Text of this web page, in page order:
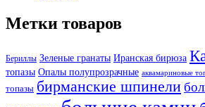
Метки товаров
Бериллы Зеленые гранаты Иранская бирюза
топазы Опалы полупрозрачные аквамариновые
топазы бирманские шпинели